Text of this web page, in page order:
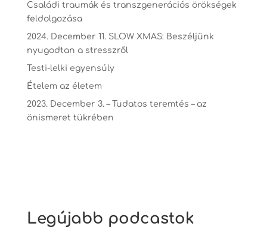
Családi traumák és transzgenerációs örökségek
feldolgozása
2024. December 11. SLOW XMAS: Beszéljünk
nyugodtan a stresszről
Testi-lelki egyensúly
Ételem az életem
2023. December 3. – Tudatos teremtés – az
önismeret tükrében
Legújabb podcastok